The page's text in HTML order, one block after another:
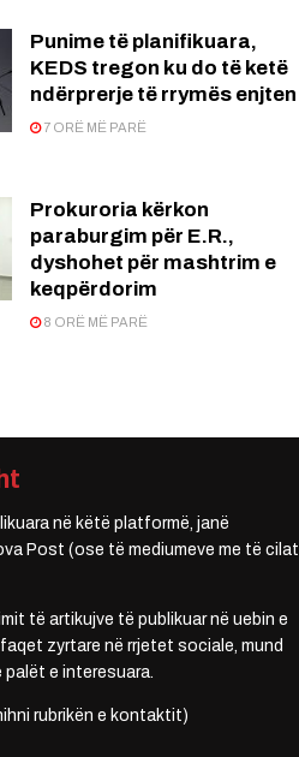
Punime të planifikuara,
KEDS tregon ku do të ketë
ndërprerje të rrymës enjten
7 ORË MË PARË
Prokuroria kërkon
paraburgim për E.R.,
dyshohet për mashtrim e
keqpërdorim
8 ORË MË PARË
në këtë platformë, janë
Post (ose të mediumeve me të cilat
të artikujve të publikuar në uebin e
zyrtare në rrjetet sociale, mund
e interesuara.
rubrikën e kontaktit)